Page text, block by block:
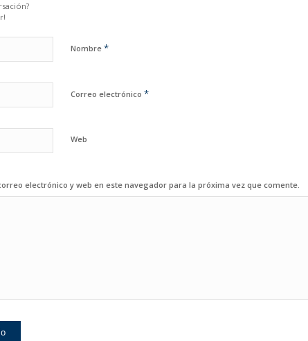
Nombre *
Correo electrónico *
Web
electrónico y web en este navegador para la próxima vez que comente.